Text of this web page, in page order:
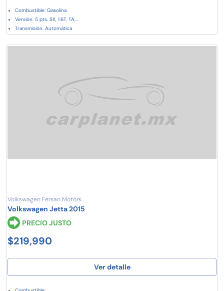
Combustible: Gasolina
Versión: 5 pts. SX, 1.6T, TA,...
Transmisión: Automática
Volkswagen Fersan Motors
Volkswagen Jetta 2015
PRECIO JUSTO
$219,990
Ver detalle